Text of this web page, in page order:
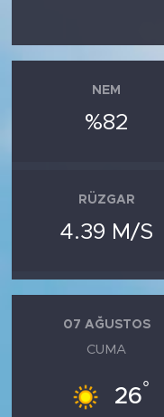
NEM
%82
RÜZGAR
4.39 M/S
07 AĞUSTOS
CUMA
26°